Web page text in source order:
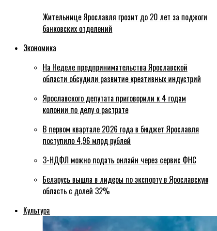
Жительнице Ярославля грозит до 20 лет за поджоги
банковских отделений
Экономика
На Неделе предпринимательства Ярославской
области обсудили развитие креативных индустрий
Ярославского депутата приговорили к 4 годам
колонии по делу о растрате
В первом квартале 2026 года в бюджет Ярославля
поступило 4,96 млрд рублей
3-НДФЛ можно подать онлайн через сервис ФНС
Беларусь вышла в лидеры по экспорту в Ярославскую
область с долей 32%
Культура